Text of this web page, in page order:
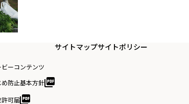
ビーコンテンツ
め防止基本方針
可届
サイトマップサイトポリシー